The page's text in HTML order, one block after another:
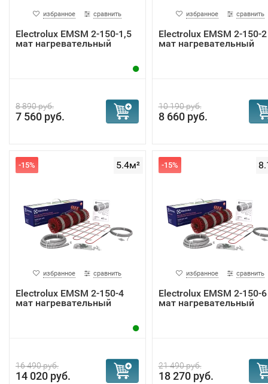
избранное сравнить
Electrolux EMSM 2-150-1,5
мат нагревательный
8 890 руб.
7 560 руб.
избранное сравнить
Electrolux EMSM 2-150-2
мат нагревательный
10 190 руб.
8 660 руб.
5.4м²
-15%
избранное сравнить
Electrolux EMSM 2-150-4
мат нагревательный
16 490 руб.
14 020 руб.
-15%
избранное сравнить
Electrolux EMSM 2-150-6
мат нагревательный
21 490 руб.
18 270 руб.